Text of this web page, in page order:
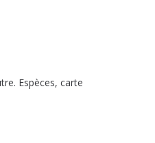
. Espèces, carte